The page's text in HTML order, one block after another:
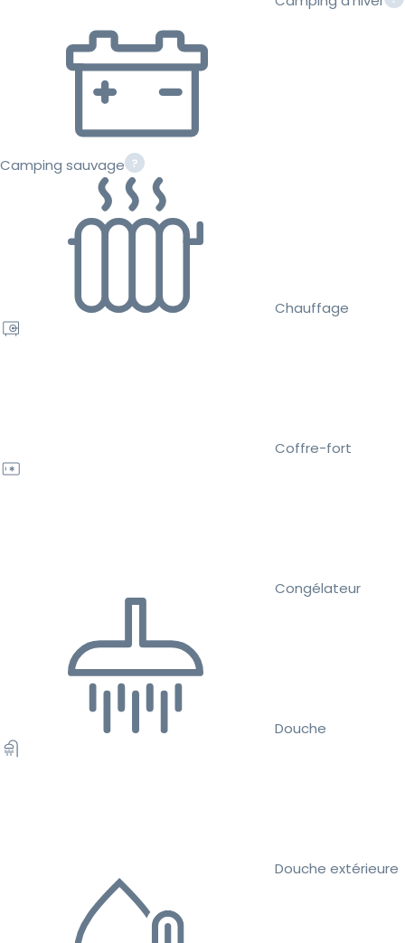
Camping sauvage
Chauffage
Coffre-fort
Congélateur
Douche
Douche extérieure